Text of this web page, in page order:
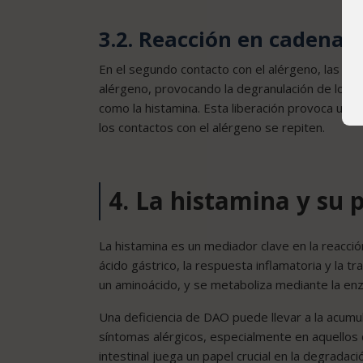
3.2. Reacción en cadena
En el segundo contacto con el alérgeno, las
alérgeno, provocando la degranulación de los
como la histamina. Esta liberación provoca
los contactos con el alérgeno se repiten.
4. La histamina y su
La histamina es un mediador clave en la
ácido gástrico, la respuesta inflamatoria y la
un aminoácido, y se metaboliza mediante la
Una deficiencia de DAO puede llevar a la
síntomas alérgicos, especialmente en
intestinal juega un papel crucial en la